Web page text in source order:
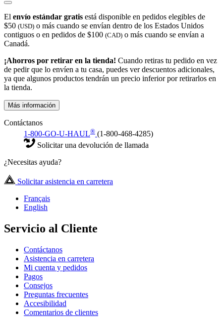
El envío estándar gratis está disponible en pedidos elegibles de
$50 (USD) o más cuando se envían dentro de los Estados Unidos
contiguos o en pedidos de $100 (CAD) o más cuando se envían a
Canadá.
¡Ahorros por retirar en la tienda! Cuando retiras tu pedido en vez
de pedir que lo envíen a tu casa, puedes ver descuentos adicionales,
ya que algunos productos tendrán un precio inferior por retirarlos en
la tienda.
Más información
Contáctanos
1-800-GO-U-HAUL® (1-800-468-4285)
Solicitar una devolución de llamada
¿Necesitas ayuda?
Solicitar asistencia en carretera
Français
English
Servicio al Cliente
Contáctanos
Asistencia en carretera
Mi cuenta y pedidos
Pagos
Consejos
Preguntas frecuentes
Accesibilidad
Comentarios de clientes